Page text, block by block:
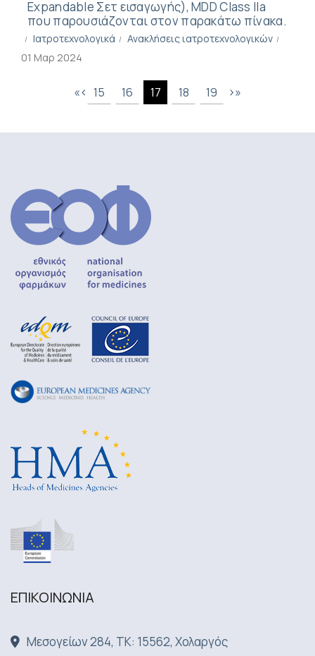
Expandable Σετ εισαγωγής), MDD Class IΙa
που παρουσιάζoνται στoν παρακάτω πίνακα.
Ιατροτεχνολογικά
Ανακλήσεις ιατροτεχνολογικών
01 Μαρ 2024
«‹ 15 16 17 18 19 ›»
ΕΠΙΚΟΙΝΩΝΙA
Μεσογείων 284, ΤΚ: 15562, Χολαργός